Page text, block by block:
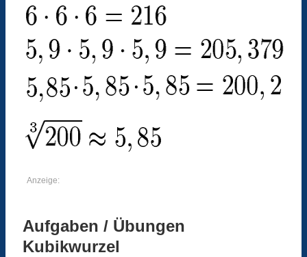
Anzeige:
Aufgaben / Übungen
Kubikwurzel